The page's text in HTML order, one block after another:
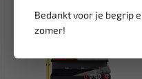
Bedankt voor je begrip
zomer!